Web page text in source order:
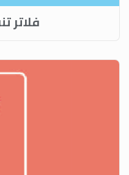
فلاتر